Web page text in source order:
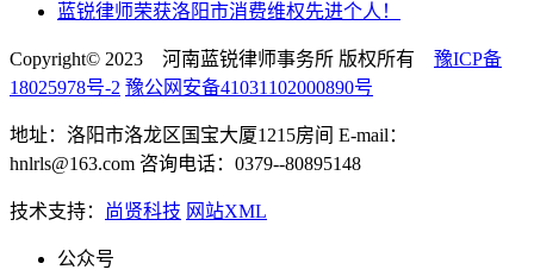
蓝锐律师荣获洛阳市消费维权先进个人！
Copyright© 2023 河南蓝锐律师事务所 版权所有 豫ICP备
18025978号-2 豫公网安备41031102000890号
地址：洛阳市洛龙区国宝大厦1215房间 E-mail：
hnlrls@163.com 咨询电话：0379--80895148
技术支持： 尚贤科技 网站XML
公众号